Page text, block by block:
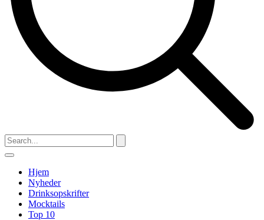
Hjem
Nyheder
Drinksopskrifter
Mocktails
Top 10